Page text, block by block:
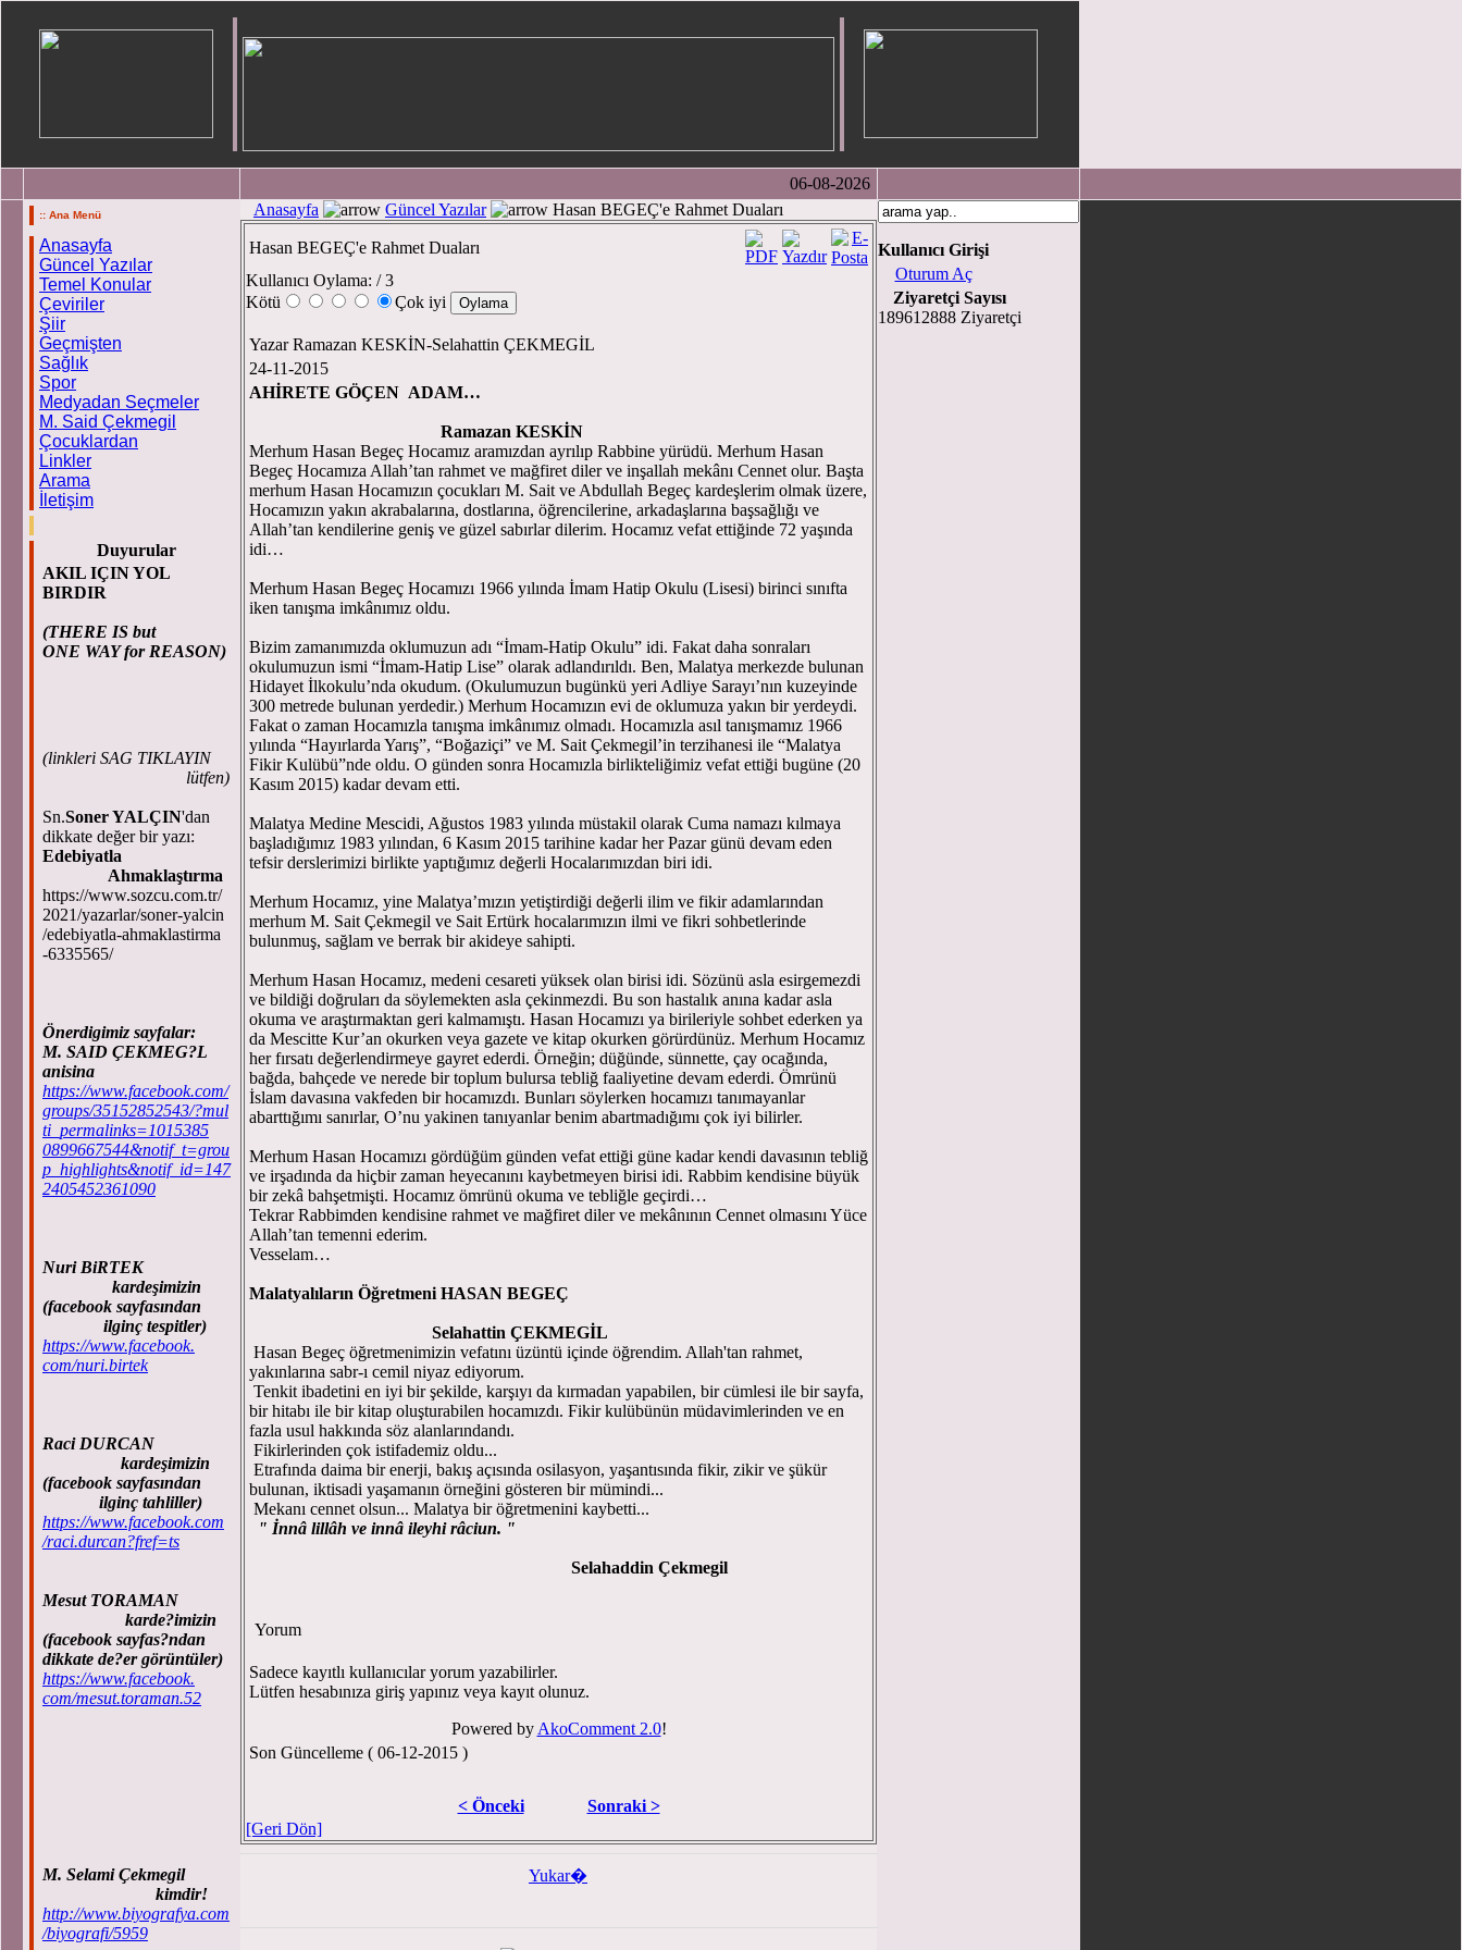
06-08-2026
:: Ana Menü
Anasayfa
Güncel Yazılar
Temel Konular
Çeviriler
Şiir
Geçmişten
Sağlık
Spor
Medyadan Seçmeler
M. Said Çekmegil
Çocuklardan
Linkler
Arama
İletişim
Duyurular
AKIL IÇIN YOL
BIRDIR
(THERE IS but
ONE WAY for REASON)
(linkleri SAG TIKLAYIN
lütfen)
Sn.Soner YALÇIN'dan
dikkate değer bir yazı:
Edebiyatla
Ahmaklaştırma
https://www.sozcu.com.tr/
2021/yazarlar/soner-yalcin
/edebiyatla-ahmaklastirma
-6335565/
Önerdigimiz sayfalar:
M. SAID ÇEKMEG?L
anisina
https://www.facebook.com/
groups/35152852543/?mul
ti_permalinks=1015385
0899667544&notif_t=grou
p_highlights&notif_id=147
2405452361090
Nuri BiRTEK
kardeşimizin
(facebook sayfasından
ilginç tespitler)
https://www.facebook.
com/nuri.birtek
Raci DURCAN
kardeşimizin
(facebook sayfasından
ilginç tahliller)
https://www.facebook.com
/raci.durcan?fref=ts
Mesut TORAMAN
karde?imizin
(facebook sayfas?ndan
dikkate de?er görüntüler)
https://www.facebook.
com/mesut.toraman.52
M. Selami Çekmegil
kimdir!
http://www.biyografya.com
/biyografi/5959
Anasayfa Güncel Yazılar Hasan BEGEÇ'e Rahmet Duaları
Hasan BEGEÇ'e Rahmet Duaları
Kullanıcı Oylama: / 3
Kötü
Çok iyi
Yazar Ramazan KESKİN-Selahattin ÇEKMEGİL
24-11-2015
AHİRETE GÖÇEN ADAM…
Ramazan KESKİN
Merhum Hasan Begeç Hocamız aramızdan ayrılıp Rabbine yürüdü. Merhum Hasan
Begeç Hocamıza Allah’tan rahmet ve mağfiret diler ve inşallah mekânı Cennet olur. Başta
merhum Hasan Hocamızın çocukları M. Sait ve Abdullah Begeç kardeşlerim olmak üzere,
Hocamızın yakın akrabalarına, dostlarına, öğrencilerine, arkadaşlarına başsağlığı ve
Allah’tan kendilerine geniş ve güzel sabırlar dilerim. Hocamız vefat ettiğinde 72 yaşında
idi…
Merhum Hasan Begeç Hocamızı 1966 yılında İmam Hatip Okulu (Lisesi) birinci sınıfta
iken tanışma imkânımız oldu.
Bizim zamanımızda oklumuzun adı “İmam-Hatip Okulu” idi. Fakat daha sonraları
okulumuzun ismi “İmam-Hatip Lise” olarak adlandırıldı. Ben, Malatya merkezde bulunan
Hidayet İlkokulu’nda okudum. (Okulumuzun bugünkü yeri Adliye Sarayı’nın kuzeyinde
300 metrede bulunan yerdedir.) Merhum Hocamızın evi de oklumuza yakın bir yerdeydi.
Fakat o zaman Hocamızla tanışma imkânımız olmadı. Hocamızla asıl tanışmamız 1966
yılında “Hayırlarda Yarış”, “Boğaziçi” ve M. Sait Çekmegil’in terzihanesi ile “Malatya
Fikir Kulübü”nde oldu. O günden sonra Hocamızla birlikteliğimiz vefat ettiği bugüne (20
Kasım 2015) kadar devam etti.
Malatya Medine Mescidi, Ağustos 1983 yılında müstakil olarak Cuma namazı kılmaya
başladığımız 1983 yılından, 6 Kasım 2015 tarihine kadar her Pazar günü devam eden
tefsir derslerimizi birlikte yaptığımız değerli Hocalarımızdan biri idi.
Merhum Hocamız, yine Malatya’mızın yetiştirdiği değerli ilim ve fikir adamlarından
merhum M. Sait Çekmegil ve Sait Ertürk hocalarımızın ilmi ve fikri sohbetlerinde
bulunmuş, sağlam ve berrak bir akideye sahipti.
Merhum Hasan Hocamız, medeni cesareti yüksek olan birisi idi. Sözünü asla esirgemezdi
ve bildiği doğruları da söylemekten asla çekinmezdi. Bu son hastalık anına kadar asla
okuma ve araştırmaktan geri kalmamıştı. Hasan Hocamızı ya birileriyle sohbet ederken ya
da Mescitte Kur’an okurken veya gazete ve kitap okurken görürdünüz. Merhum Hocamız
her fırsatı değerlendirmeye gayret ederdi. Örneğin; düğünde, sünnette, çay ocağında,
bağda, bahçede ve nerede bir toplum bulursa tebliğ faaliyetine devam ederdi. Ömrünü
İslam davasına vakfeden bir hocamızdı. Bunları söylerken hocamızı tanımayanlar
abarttığımı sanırlar, O’nu yakinen tanıyanlar benim abartmadığımı çok iyi bilirler.
Merhum Hasan Hocamızı gördüğüm günden vefat ettiği güne kadar kendi davasının tebliğ
ve irşadında da hiçbir zaman heyecanını kaybetmeyen birisi idi. Rabbim kendisine büyük
bir zekâ bahşetmişti. Hocamız ömrünü okuma ve tebliğle geçirdi…
Tekrar Rabbimden kendisine rahmet ve mağfiret diler ve mekânının Cennet olmasını Yüce
Allah’tan temenni ederim.
Vesselam…
Malatyalıların Öğretmeni HASAN BEGEÇ
Selahattin ÇEKMEGİL
Hasan Begeç öğretmenimizin vefatını üzüntü içinde öğrendim. Allah'tan rahmet,
yakınlarına sabr-ı cemil niyaz ediyorum.
Tenkit ibadetini en iyi bir şekilde, karşıyı da kırmadan yapabilen, bir cümlesi ile bir sayfa,
bir hitabı ile bir kitap oluşturabilen hocamızdı. Fikir kulübünün müdavimlerinden ve en
fazla usul hakkında söz alanlarındandı.
Fikirlerinden çok istifademiz oldu...
Etrafında daima bir enerji, bakış açısında osilasyon, yaşantısında fikir, zikir ve şükür
bulunan, iktisadi yaşamanın örneğini gösteren bir mümindi...
Mekanı cennet olsun... Malatya bir öğretmenini kaybetti...
" İnnâ lillâh ve innâ ileyhi râciun. "
Selahaddin Çekmegil
Yorum
Sadece kayıtlı kullanıcılar yorum yazabilirler.
Lütfen hesabınıza giriş yapınız veya kayıt olunuz.
Powered by AkoComment 2.0!
Son Güncelleme ( 06-12-2015 )
< Önceki
Sonraki >
[Geri Dön]
Yukar�
Kullanıcı Girişi
Oturum Aç
Ziyaretçi Sayısı
189612888 Ziyaretçi